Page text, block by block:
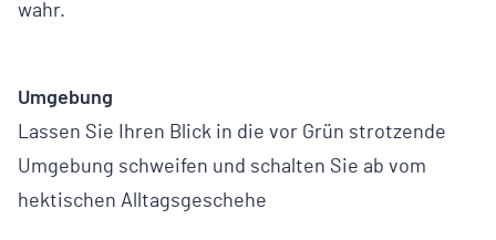
wahr.
Umgebung
Lassen Sie Ihren Blick in die vor Grün strotzende
Umgebung schweifen und schalten Sie ab vom
hektischen Alltagsgeschehe